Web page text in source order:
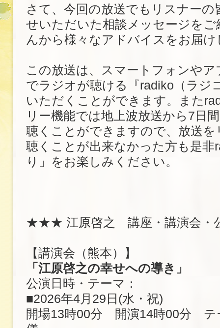
さて、今回の放送でもリスナーの
せいただいた相談メッセージをご
んから様々なアドバイスをお届
この放送は、スマートフォンや
でラジオが聴ける『radiko（ラジ
いただくことができます。また
リー機能では地上波放送から7日
聴くことができますので、放送
聴くことが出来なかった方も是非
り」をお楽しみください。
★★★ 江原啓之 講座・講演会
【講演会（熊本）】
「江原啓之の幸せへの導き」
公演日時・テーマ：
■2026年4月29日(水・祝)
開場13時00分 開演14時00分 テ